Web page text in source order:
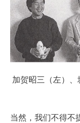
加贺昭三（左）
当然，我们不得不